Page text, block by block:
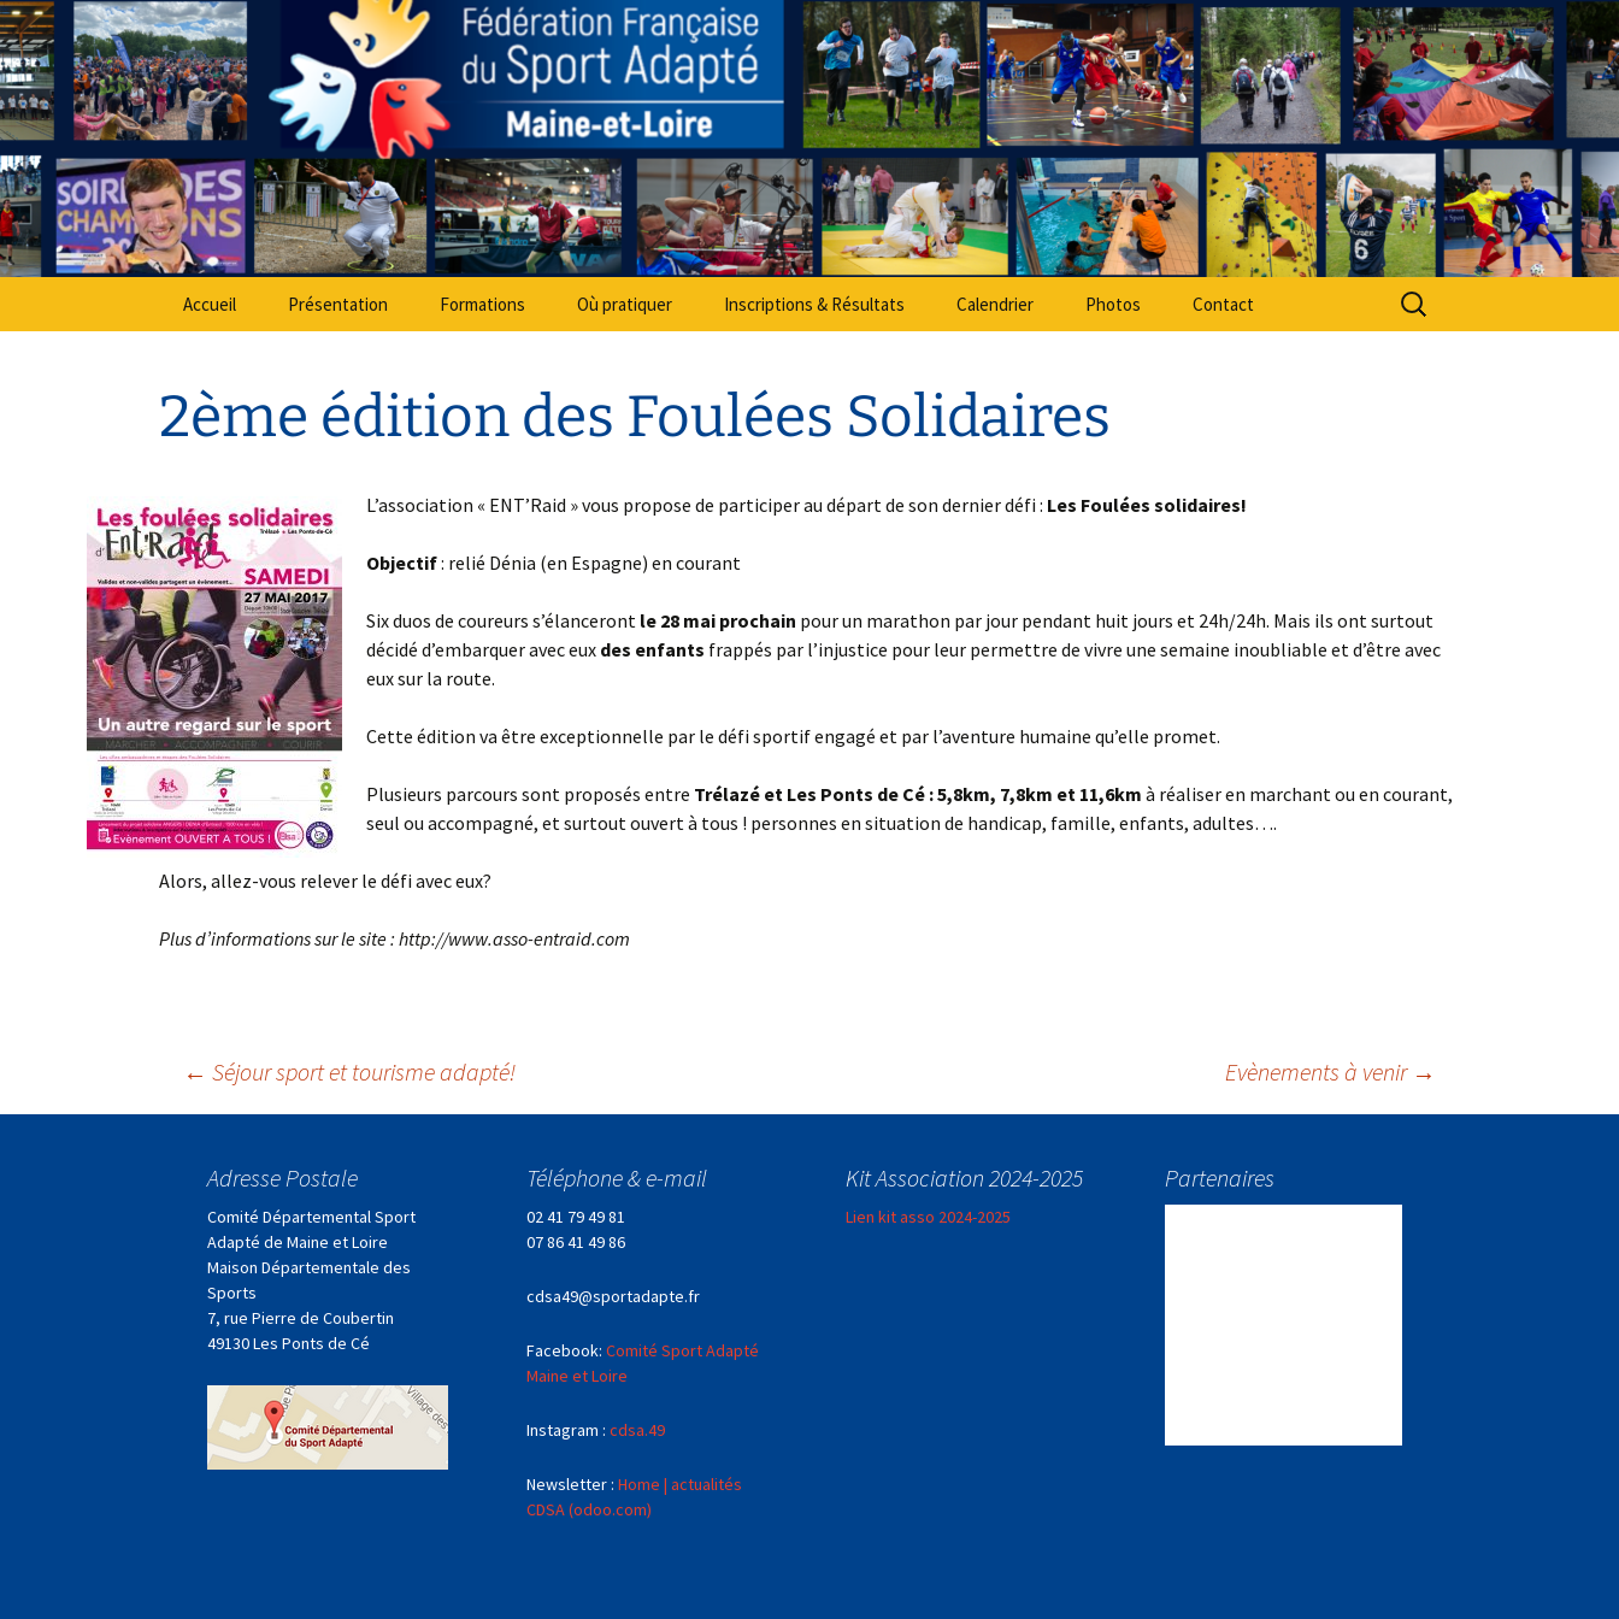
Aller
au
contenu
Comité Départemental Sport Adapté 49
Sport Adapté 49
Accueil Présentation Formations Où pratiquer Inscriptions & Résultats Calendrier Photos Contact
Rechercher :
2ème édition des Foulées Solidaires
L’association « ENT’Raid » vous propose de participer au départ de son dernier défi : Les Foulées solidaires!
Objectif: relié Dénia (en Espagne) en courant
Six duos de coureurs s’élanceront le 28 mai prochain pour un marathon par jour pendant huit jours et 24h/24h. Mais ils ont surtout
décidé d’embarquer avec eux des enfants frappés par l’injustice pour leur permettre de vivre une semaine inoubliable et d’être avec
eux sur la route.
Cette édition va être exceptionnelle par le défi sportif engagé et par l’aventure humaine qu’elle promet.
Plusieurs parcours sont proposés entre Trélazé et Les Ponts de Cé : 5,8km, 7,8km et 11,6km à réaliser en marchant ou en courant,
seul ou accompagné, et surtout ouvert à tous ! personnes en situation de handicap, famille, enfants, adultes….
Alors, allez-vous relever le défi avec eux?
Plus d’informations sur le site : http://www.asso-entraid.com
Navigation
articles
← Séjour sport et tourisme adapté! Evènements à venir →
Adresse Postale
Comité Départemental Sport
Adapté de Maine et Loire
Maison Départementale des
Sports
7, rue Pierre de Coubertin
49130 Les Ponts de Cé
Téléphone & e-mail
02 41 79 49 81
07 86 41 49 86
cdsa49@sportadapte.fr
Facebook: Comité Sport Adapté
Maine et Loire
Instagram : cdsa.49
Newsletter : Home | actualités
CDSA (odoo.com)
Kit Association 2024-2025
Lien kit asso 2024-2025
Partenaires